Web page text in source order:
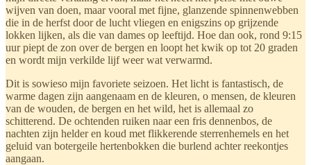
wijven van doen, maar vooral met fijne, glanzende spinnenwebben
die in de herfst door de lucht vliegen en enigszins op grijzende
lokken lijken, als die van dames op leeftijd. Hoe dan ook, rond 9:15
uur piept de zon over de bergen en loopt het kwik op tot 20 graden
en wordt mijn verkilde lijf weer wat verwarmd.
Dit is sowieso mijn favoriete seizoen. Het licht is fantastisch, de
warme dagen zijn aangenaam en de kleuren, o mensen, de kleuren
van de wouden, de bergen en het wild, het is allemaal zo
schitterend. De ochtenden ruiken naar een fris dennenbos, de
nachten zijn helder en koud met flikkerende sterrenhemels en het
geluid van botergeile hertenbokken die burlend achter reekontjes
aangaan.